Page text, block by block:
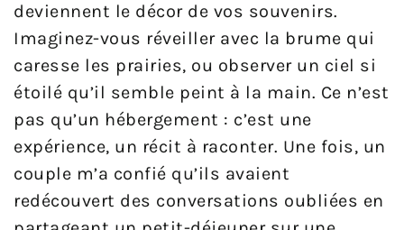
deviennent le décor de vos souvenirs.
Imaginez-vous réveiller avec la brume qui
caresse les prairies, ou observer un ciel si
étoilé qu’il semble peint à la main. Ce n’est
pas qu’un hébergement : c’est une
expérience, un récit à raconter. Une fois, un
couple m’a confié qu’ils avaient
redécouvert des conversations oubliées en